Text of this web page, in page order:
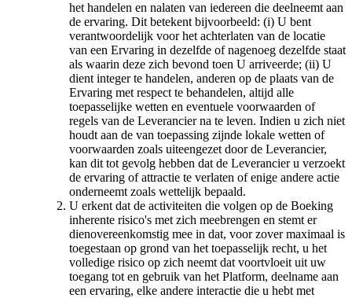
het handelen en nalaten van iedereen die deelneemt aan
de ervaring. Dit betekent bijvoorbeeld: (i) U bent
verantwoordelijk voor het achterlaten van de locatie
van een Ervaring in dezelfde of nagenoeg dezelfde staat
als waarin deze zich bevond toen U arriveerde; (ii) U
dient integer te handelen, anderen op de plaats van de
Ervaring met respect te behandelen, altijd alle
toepasselijke wetten en eventuele voorwaarden of
regels van de Leverancier na te leven. Indien u zich niet
houdt aan de van toepassing zijnde lokale wetten of
voorwaarden zoals uiteengezet door de Leverancier,
kan dit tot gevolg hebben dat de Leverancier u verzoekt
de ervaring of attractie te verlaten of enige andere actie
onderneemt zoals wettelijk bepaald.
U erkent dat de activiteiten die volgen op de Boeking
inherente risico's met zich meebrengen en stemt er
dienovereenkomstig mee in dat, voor zover maximaal is
toegestaan op grond van het toepasselijk recht, u het
volledige risico op zich neemt dat voortvloeit uit uw
toegang tot en gebruik van het Platform, deelname aan
een ervaring, elke andere interactie die u hebt met